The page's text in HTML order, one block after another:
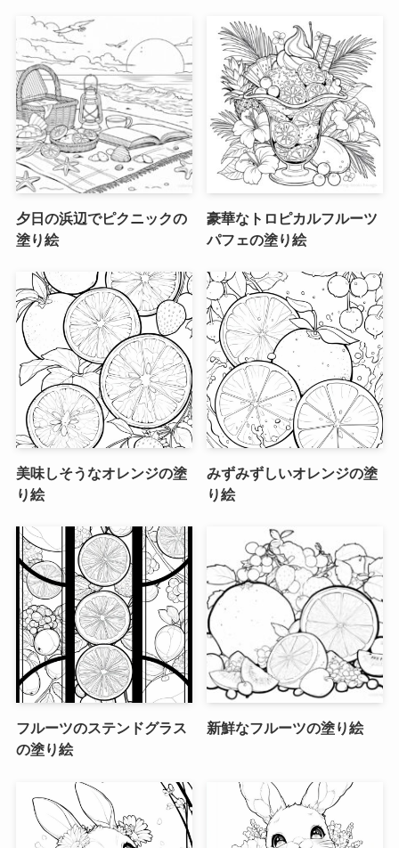
夕日の浜辺でピクニックの
塗り絵
豪華なトロピカルフルーツ
パフェの塗り絵
美味しそうなオレンジの塗
り絵
みずみずしいオレンジの塗
り絵
フルーツのステンドグラス
の塗り絵
新鮮なフルーツの塗り絵